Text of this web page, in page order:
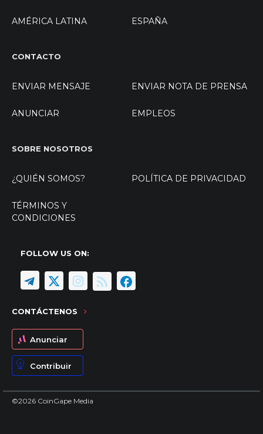
AMÉRICA LATINA ESPAÑA
CONTACTO
ENVIAR MENSAJE ENVIAR NOTA DE PRENSA
ANUNCIAR EMPLEOS
SOBRE NOSOTROS
¿QUIÉN SOMOS? POLÍTICA DE PRIVACIDAD
TÉRMINOS Y
CONDICIONES
FOLLOW US ON:
CONTÁCTENOS
Anunciar
Contribuir
©2026 CoinGape Media